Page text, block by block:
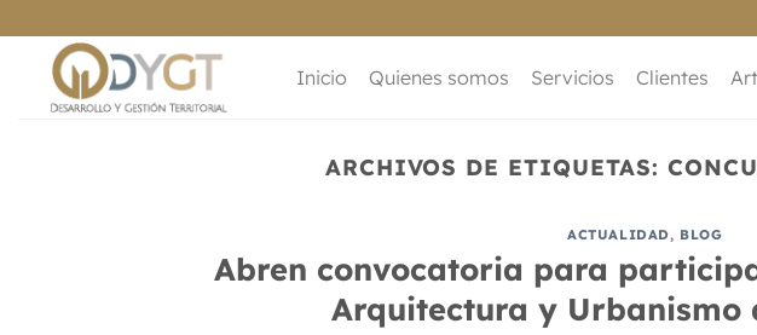
al
contenido
Inicio Quienes somos Servicios Clientes
ARCHIVOS DE ETIQUETAS:
ACTUALIDAD, BLOG
Abren convocatoria para
Arquitectura y Urbanismo